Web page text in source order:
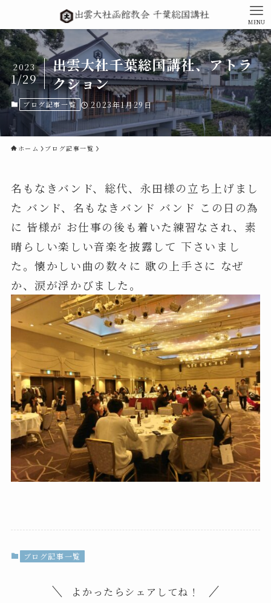
MENU
出雲大社千葉総国講社、アトラ
クション
2023
1/29
ブログ記事一覧 2023年1月29日
ホーム ブログ記事一覧
名もなきバンド、総代、永田様の立ち上げまし
た バンド、名もなきバンド バンド この日の為
に 皆様が お仕事の後も着いた練習なされ、素
晴らしい楽しい音楽を披露して 下さいまし
た。懐かしい曲の数々に 歌の上手さに なぜ
か、涙が浮かびました。
ブログ記事一覧
よかったらシェアしてね！